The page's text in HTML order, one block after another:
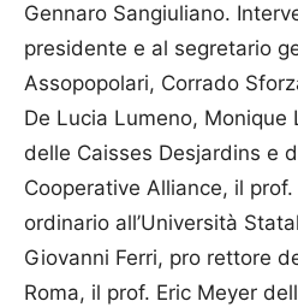
Gen­naro Sangiuliano.
presidente e al segretario
Assopopolari, Corrado
De Lucia Lumeno, Monique
delle Caisses Desjardins e
Cooperative Alliance, il
ordinario all’Università
Giovanni Ferri, pro rettore
Roma, il prof. Eric Meyer